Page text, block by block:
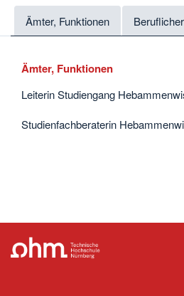
Ämter, Funktionen
Ämter, Funktionen
Leiterin Studiengang
Studienfachberaterin